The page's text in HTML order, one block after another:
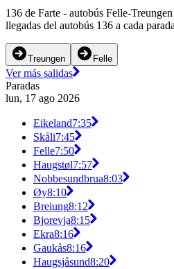
136 de Farte - autobús Felle-
llegadas del autobús 136 a cada
Treungen Felle
Ver más salidas
Paradas
lun, 17 ago 2026
Eikeland7:35
Skåli7:45
Felle7:50
Haugstøl7:57
Nobbesundbrua8:03
Øy8:10
Breiung8:12
Bjorevja8:15
Ekra8:16
Gaukås8:16
Haugsjåsund8:20